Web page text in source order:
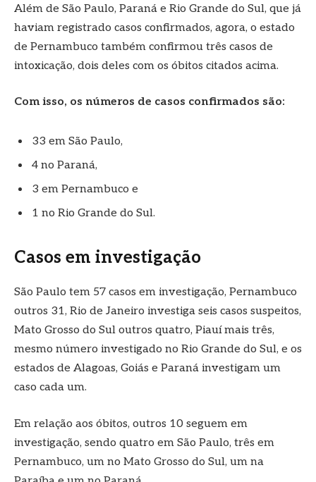
Além de São Paulo, Paraná e Rio Grande do Sul, que já
haviam registrado casos confirmados, agora, o estado
de Pernambuco também confirmou três casos de
intoxicação, dois deles com os óbitos citados acima.
Com isso, os números de casos confirmados são:
33 em São Paulo,
4 no Paraná,
3 em Pernambuco e
1 no Rio Grande do Sul.
Casos em investigação
São Paulo tem 57 casos em investigação, Pernambuco
outros 31, Rio de Janeiro investiga seis casos suspeitos,
Mato Grosso do Sul outros quatro, Piauí mais três,
mesmo número investigado no Rio Grande do Sul, e os
estados de Alagoas, Goiás e Paraná investigam um
caso cada um.
Em relação aos óbitos, outros 10 seguem em
investigação, sendo quatro em São Paulo, três em
Pernambuco, um no Mato Grosso do Sul, um na